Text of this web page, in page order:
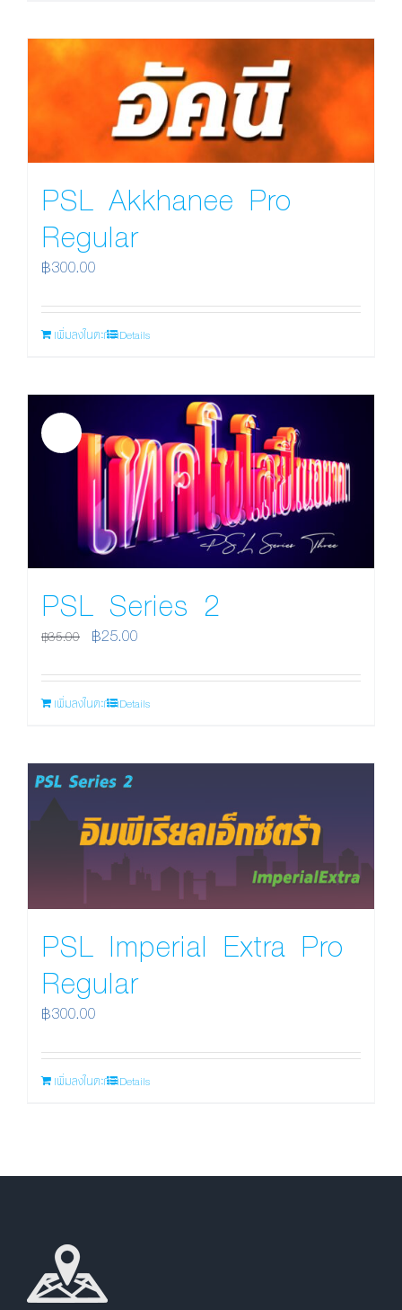
PSL Akkhanee Pro
Regular
฿300.00
เพิ่มลงในตะกร้าDetails
PSL Series 2
฿35.00
Original
was:
฿35.00.
฿25.00Current
is:
฿25.00.
เพิ่มลงในตะกร้าDetails
PSL Imperial Extra Pro
Regular
฿300.00
เพิ่มลงในตะกร้าDetails